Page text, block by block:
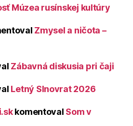
Múzea rusínskej kultúry
Zmysel a ničota –
Zábavná diskusia pri čaji
Letný Slnovrat 2026
komentoval Som v